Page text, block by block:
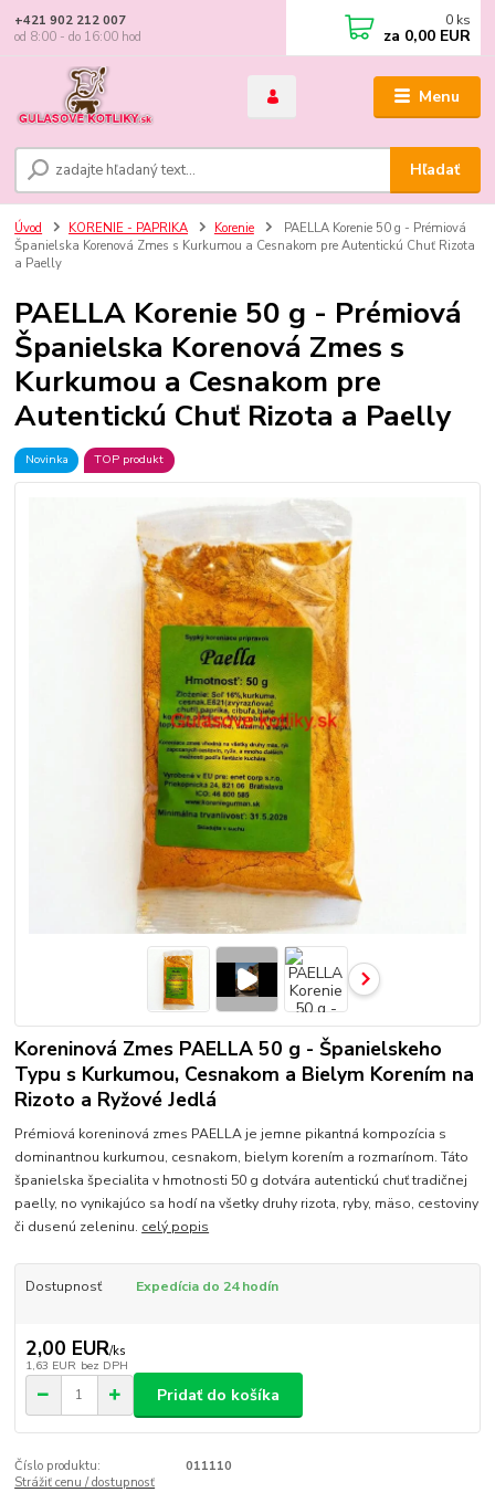
Menu
Hľadať
+421 902 212 007
od 8:00 - do 16:00 hod
0 ks
za 0,00 EUR
Úvod KORENIE - PAPRIKA Korenie
PAELLA Korenie 50 g - Prémiová
Španielska Korenová Zmes s Kurkumou a Cesnakom pre Autentickú Chuť Rizota
a Paelly
PAELLA Korenie 50 g - Prémiová
Španielska Korenová Zmes s
Kurkumou a Cesnakom pre
Autentickú Chuť Rizota a Paelly
Novinka TOP produkt
Koreninová Zmes PAELLA 50 g - Španielskeho
Typu s Kurkumou, Cesnakom a Bielym Korením na
Rizoto a Ryžové Jedlá
Prémiová koreninová zmes PAELLA je jemne pikantná kompozícia s
dominantnou kurkumou, cesnakom, bielym korením a rozmarínom. Táto
španielska špecialita v hmotnosti 50 g dotvára autentickú chuť tradičnej
paelly, no vynikajúco sa hodí na všetky druhy rizota, ryby, mäso, cestoviny
či dusenú zeleninu. celý popis
Dostupnosť Expedícia do 24 hodín
2,00 EUR/ks
1,63 EUR bez DPH
Pridať do košíka
Číslo produktu:
011110
Strážiť cenu / dostupnosť